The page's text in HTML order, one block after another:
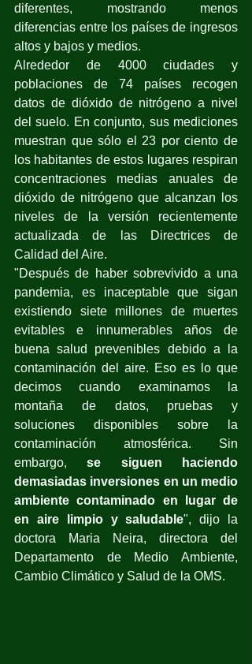
diferentes, mostrando menos
diferencias entre los países de ingresos
altos y bajos y medios.
Alrededor de 4000 ciudades y
poblaciones de 74 países recogen
datos de dióxido de nitrógeno a nivel
del suelo. En conjunto, sus mediciones
muestran que sólo el 23 por ciento de
los habitantes de estos lugares respiran
concentraciones medias anuales de
dióxido de nitrógeno que alcanzan los
niveles de la versión recientemente
actualizada de las Directrices de
Calidad del Aire.
"Después de haber sobrevivido a una
pandemia, es inaceptable que sigan
existiendo siete millones de muertes
evitables e innumerables años de
buena salud prevenibles debido a la
contaminación del aire. Eso es lo que
decimos cuando examinamos la
montaña de datos, pruebas y
soluciones disponibles sobre la
contaminación atmosférica. Sin
embargo, se siguen haciendo
demasiadas inversiones en un medio
ambiente contaminado en lugar de
en aire limpio y saludable", dijo la
doctora Maria Neira, directora del
Departamento de Medio Ambiente,
Cambio Climático y Salud de la OMS.